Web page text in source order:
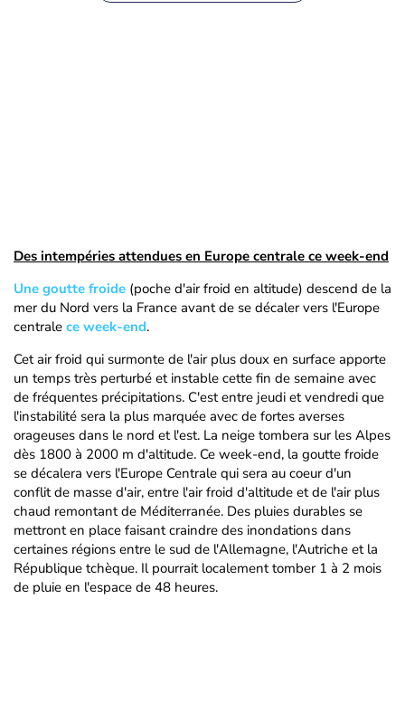
Des intempéries attendues en Europe centrale ce week-end
Une goutte froide (poche d'air froid en altitude) descend de la
mer du Nord vers la France avant de se décaler vers l'Europe
centrale ce week-end.
Cet air froid qui surmonte de l'air plus doux en surface apporte
un temps très perturbé et instable cette fin de semaine avec
de fréquentes précipitations. C'est entre jeudi et vendredi que
l'instabilité sera la plus marquée avec de fortes averses
orageuses dans le nord et l'est. La neige tombera sur les Alpes
dès 1800 à 2000 m d'altitude. Ce week-end, la goutte froide
se décalera vers l'Europe Centrale qui sera au coeur d'un
conflit de masse d'air, entre l'air froid d'altitude et de l'air plus
chaud remontant de Méditerranée. Des pluies durables se
mettront en place faisant craindre des inondations dans
certaines régions entre le sud de l'Allemagne, l'Autriche et la
République tchèque. Il pourrait localement tomber 1 à 2 mois
de pluie en l'espace de 48 heures.